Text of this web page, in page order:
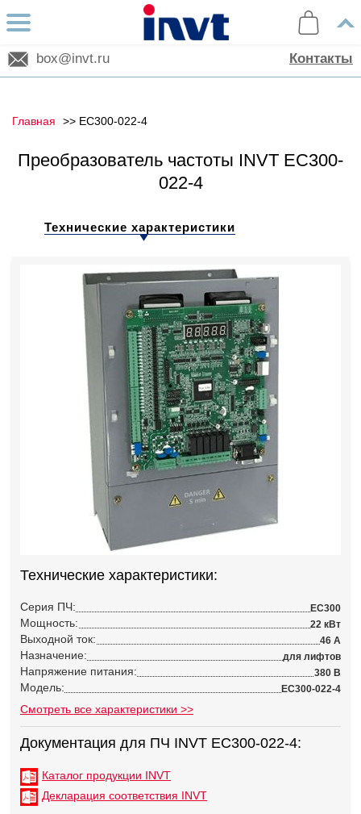
box@invt.ru Контакты
Главная EC300-022-4
Преобразователь частоты INVT EC300-
022-4
Технические характеристики
Технические характеристики:
Серия ПЧ: EC300
Мощность: 22 кВт
Выходной ток: 46 А
Назначение: для лифтов
Напряжение питания: 380 В
Модель: EC300-022-4
Смотреть все характеристики >>
Документация для ПЧ INVT EC300-022-4:
Каталог продукции INVT
Декларация соответствия INVT